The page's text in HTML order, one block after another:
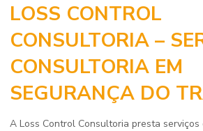
LOSS CONTROL
CONSULTORIA –
CONSULTORIA EM
SEGURANÇA DO
A Loss Control Consultoria presta serviços